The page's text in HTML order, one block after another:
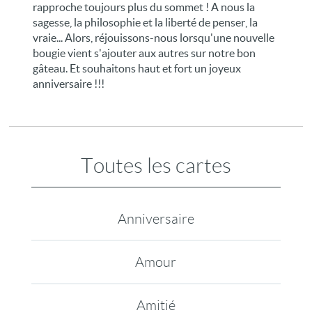
rapproche toujours plus du sommet ! A nous la
sagesse, la philosophie et la liberté de penser, la
vraie... Alors, réjouissons-nous lorsqu'une nouvelle
bougie vient s'ajouter aux autres sur notre bon
gâteau. Et souhaitons haut et fort un joyeux
anniversaire !!!
Toutes les cartes
Anniversaire
Amour
Amitié